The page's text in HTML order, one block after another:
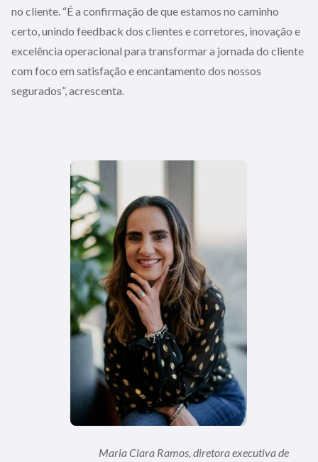
no cliente. “É a confirmação de que estamos no caminho
certo, unindo feedback dos clientes e corretores, inovação e
excelência operacional para transformar a jornada do cliente
com foco em satisfação e encantamento dos nossos
segurados”, acrescenta.
Maria Clara Ramos, diretora executiva de